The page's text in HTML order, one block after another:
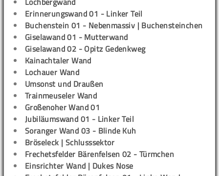
Erinnerungswand 01 - Linker Teil
Buchenstein 01 - Nebenmassiv | Buchensteinchen
Giselawand 01 - Mutterwand
Giselawand 02 - Opitz Gedenkweg
Kainachtaler Wand
Lochauer Wand
Umsonst und Draußen
Trainmeuseler Wand
Großenoher Wand 01
Jubiläumswand 01 - Linker Teil
Soranger Wand 03 - Blinde Kuh
Bröseleck | Schlusssektor
Frechetsfelder Bärenfelsen 02 - Türmchen
Einsrichter Wand | Dukes Nose